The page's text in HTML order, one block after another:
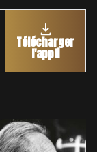
Télécharger
l'appli